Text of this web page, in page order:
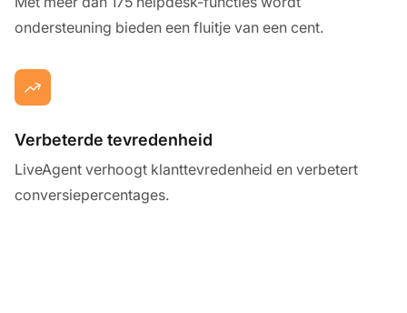
ondersteuning bieden een fluitje van een cent.
Verbeterde tevredenheid
LiveAgent verhoogt klanttevredenheid en verbetert
conversiepercentages.